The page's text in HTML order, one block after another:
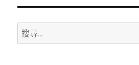
搜
尋